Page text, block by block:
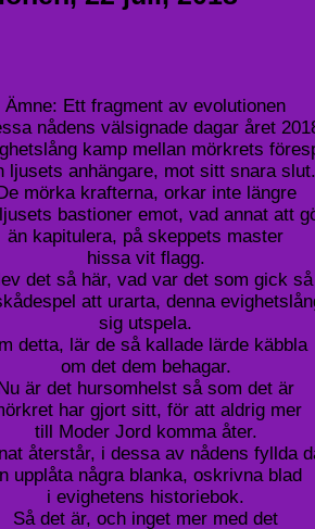
Ämne: Ett fragment av evolutionen
nådens välsignade dagar året
kamp mellan mörkrets
ljusets anhängare, mot sitt snara slut.
mörka krafterna, orkar inte längre
bastioner emot, vad annat att
än kapitulera, på skeppets master
hissa vit flagg.
det så här, vad var det som gick
att urarta, denna
sig utspela.
detta, lär de så kallade lärde käbbla
om det dem behagar.
är det hursomhelst så som det är
har gjort sitt, för att aldrig mer
till Moder Jord komma åter.
återstår, i dessa av nådens fyllda
upplåta några blanka, oskrivna blad
i evighetens historiebok.
Så det är, och inget mer med det